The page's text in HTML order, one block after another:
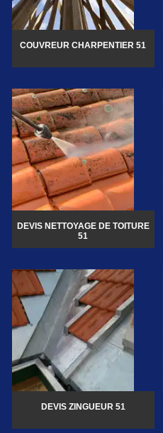
COUVREUR CHARPENTIER 51
DEVIS NETTOYAGE DE TOITURE
51
DEVIS ZINGUEUR 51